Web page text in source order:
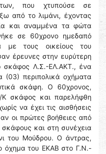
που χτυπούσε σε
από το λιμάνι, έχοντας
και αναμμένα τα φώτα
σε 60χρονο ημεδαπό
με τους οικείους του
έρευνες στην ευρύτερη
σκάφος Λ.Σ.-ΕΛ.ΑΚΤ., ένα
(03) περιπολικά οχήματα
σκάφη. Ο 60χρονος,
σκάφος και παρελήφθη
να έχει τις αισθήσεις
οι πρώτες βοήθειες από
και στη συνέχεια
του Μούδρου. Ο άντρας,
όχημα του ΕΚΑΒ στο Γ.Ν.-